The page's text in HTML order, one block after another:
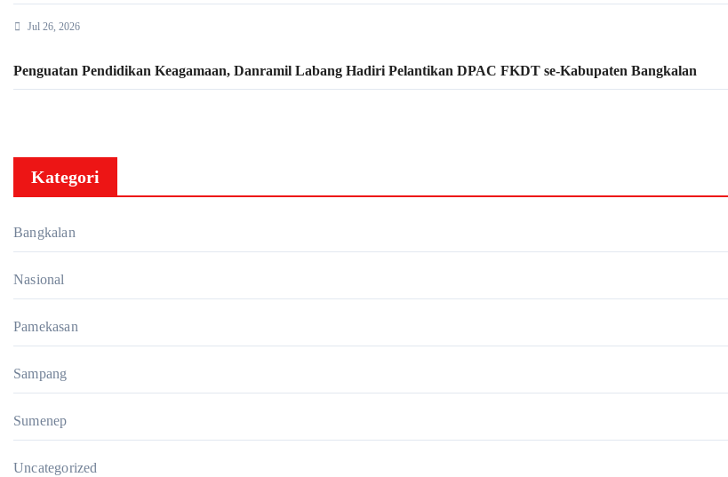
Jul 26, 2026
Penguatan Pendidikan Keagamaan, Danramil Labang Hadiri Pelantikan DPAC FKDT se-Kabupaten Bangkalan
Kategori
Bangkalan
Nasional
Pamekasan
Sampang
Sumenep
Uncategorized